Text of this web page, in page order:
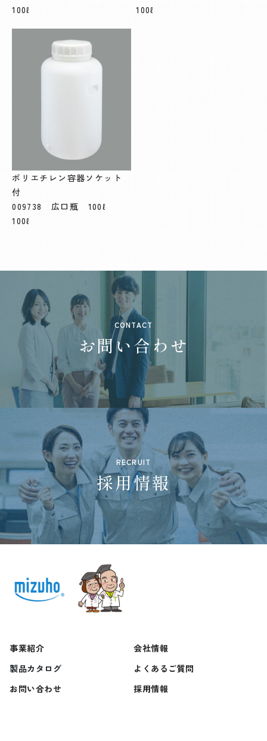
100ℓ
100ℓ
ポリエチレン容器ソケット
付
009738 広口瓶 100ℓ
100ℓ
CONTACT
お問い合わせ
RECRUIT
採用情報
事業紹介
会社情報
製品カタログ
よくあるご質問
お問い合わせ
採用情報